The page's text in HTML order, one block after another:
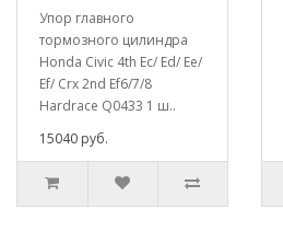
Упор главного
тормозного цилиндра
Honda Civic 4th Ec/ Ed/ Ee/
Ef/ Crx 2nd Ef6/7/8
Hardrace Q0433 1 ш..
15040 руб.